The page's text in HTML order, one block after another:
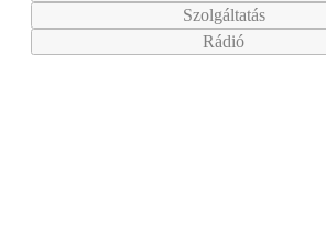
Szolgáltatás
Rádió